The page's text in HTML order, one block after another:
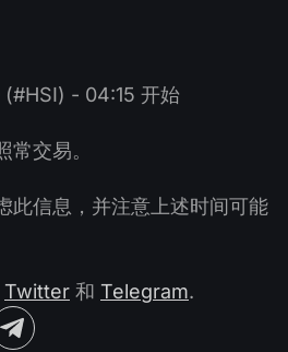
- 04:15 开始
常交易。
此信息，并注意上述时间可能
Twitter 和 Telegram.